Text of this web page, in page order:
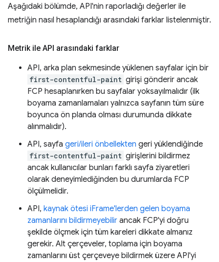
Aşağıdaki bölümde, API'nin raporladığı değerler ile
metriğin nasıl hesaplandığı arasındaki farklar listelenmiştir.
Metrik ile API arasındaki farklar
API, arka plan sekmesinde yüklenen sayfalar için bir
first-contentful-paint girişi gönderir ancak
FCP hesaplanırken bu sayfalar yoksayılmalıdır (ilk
boyama zamanlamaları yalnızca sayfanın tüm süre
boyunca ön planda olması durumunda dikkate
alınmalıdır).
API, sayfa geri/ileri önbellekten geri yüklendiğinde
first-contentful-paint girişlerini bildirmez
ancak kullanıcılar bunları farklı sayfa ziyaretleri
olarak deneyimlediğinden bu durumlarda FCP
ölçülmelidir.
API, kaynak ötesi iFrame'lerden gelen boyama
zamanlarını bildirmeyebilir ancak FCP'yi doğru
şekilde ölçmek için tüm kareleri dikkate almanız
gerekir. Alt çerçeveler, toplama için boyama
zamanlarını üst çerçeveye bildirmek üzere API'yi